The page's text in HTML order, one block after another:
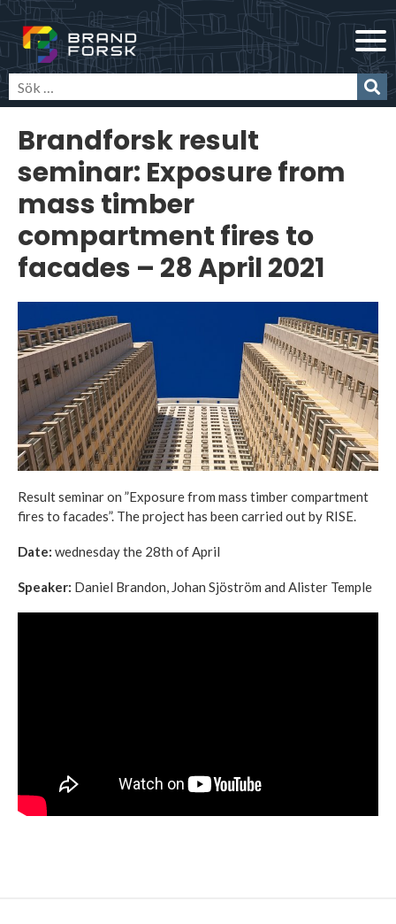
Skip
content
Brandforsk
Brandforsk result
seminar: Exposure from
mass timber
compartment fires to
facades – 28 April 2021
Result seminar on ”Exposure from mass timber compartment
fires to facades”. The project has been carried out by RISE.
Date: wednesday the 28th of April
Speaker: Daniel Brandon, Johan Sjöström and Alister Temple